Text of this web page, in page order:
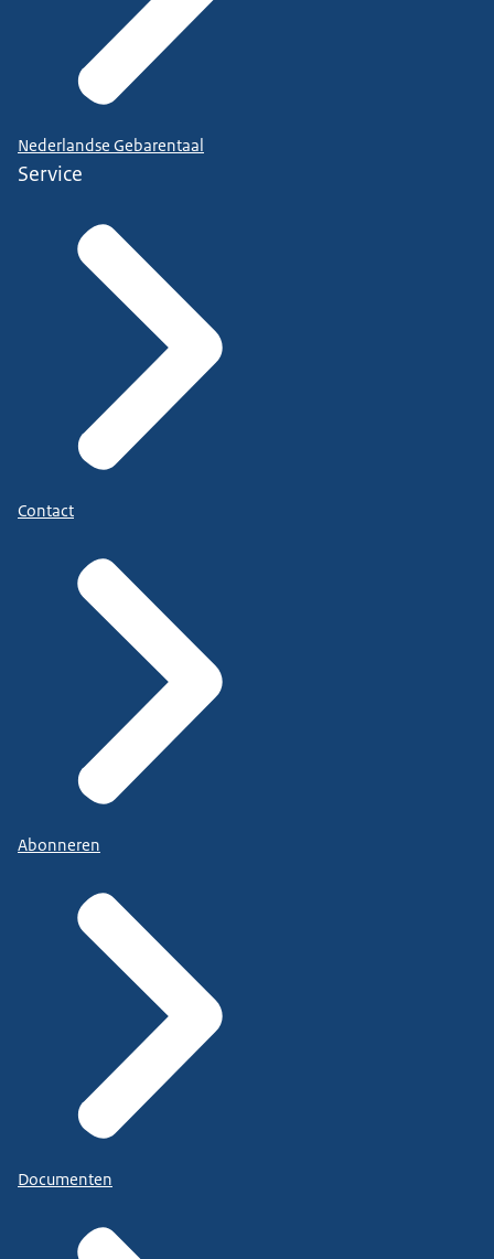
Nederlandse Gebarentaal
Service
Contact
Abonneren
Documenten